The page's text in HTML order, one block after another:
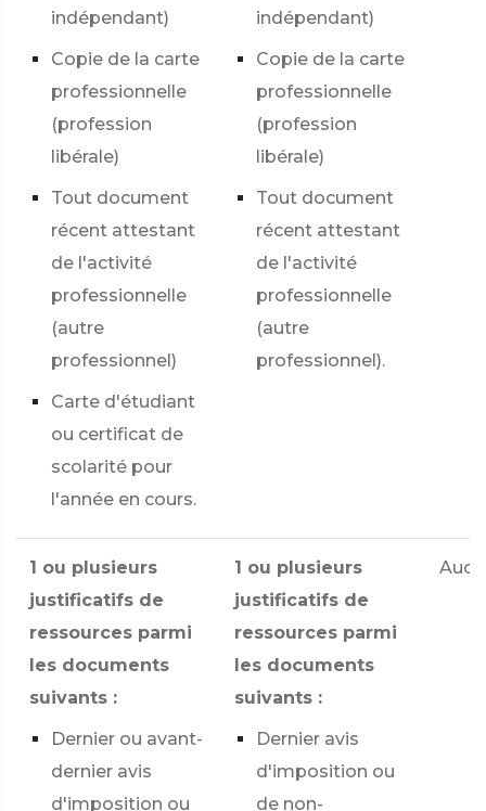
indépendant)
Copie de la carte
professionnelle
(profession
libérale)
Tout document
récent attestant
de l'activité
professionnelle
(autre
professionnel)
Carte d'étudiant
ou certificat de
scolarité pour
l'année en cours.
indépendant)
Copie de la carte
professionnelle
(profession
libérale)
Tout document
récent attestant
de l'activité
professionnelle
(autre
professionnel).
1 ou plusieurs
justificatifs de
ressources parmi
les documents
suivants :
Dernier ou avant-
dernier avis
d'imposition ou
1 ou plusieurs
justificatifs de
ressources parmi
les documents
suivants :
Dernier avis
d'imposition ou
de non-